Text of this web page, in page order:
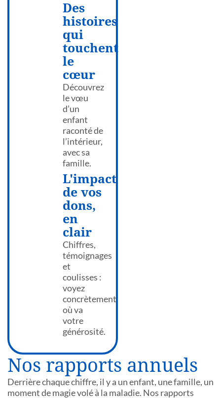
Des
histoires
qui
touchent
le
cœur
Découvrez
le vœu
d’un
enfant
raconté de
l’intérieur,
avec sa
famille.
L'impact
de vos
dons,
en
clair
Chiffres,
témoignages
et
coulisses :
voyez
concrètement
où va
votre
générosité.
Nos rapports annuels
Derrière chaque chiffre, il y a un enfant, une famille, un
moment de magie volé à la maladie. Nos rapports